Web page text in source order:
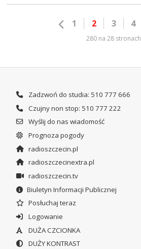
1 2 3 4
280 na 28 stronach
Zadzwoń do studia: 510 777 666
Czujny non stop: 510 777 222
Wyślij do nas wiadomość
Prognoza pogody
radioszczecin.pl
radioszczecinextra.pl
radioszczecin.tv
Biuletyn Informacji Publicznej
Posłuchaj teraz
Logowanie
DUŻA CZCIONKA
DUŻY KONTRAST